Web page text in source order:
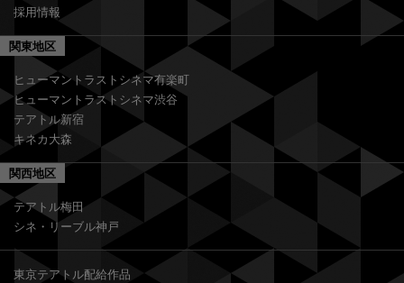
採用情報
関東地区
ヒューマントラストシネマ有楽町
ヒューマントラストシネマ渋谷
テアトル新宿
キネカ大森
関西地区
テアトル梅田
シネ・リーブル神戸
東京テアトル配給作品